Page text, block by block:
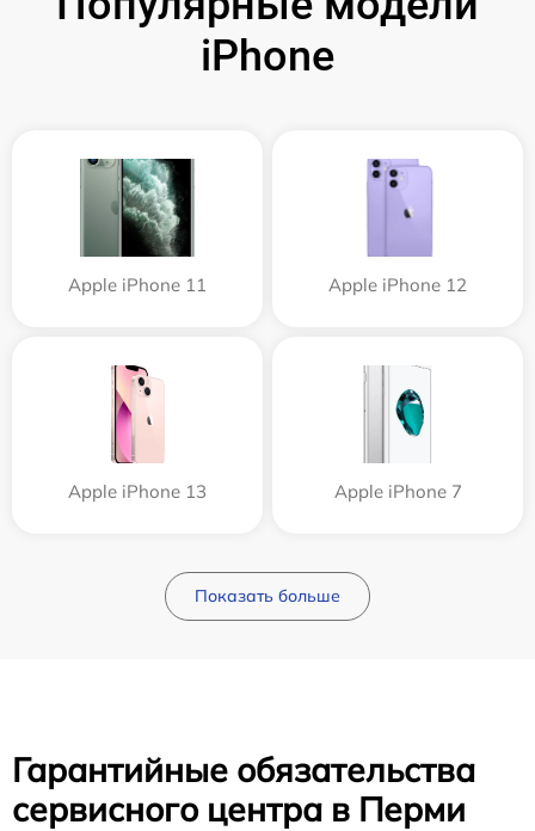
iPhone
Apple iPhone 11 Apple iPhone 12
Apple iPhone 13 Apple iPhone 7
Показать больше
Гарантийные обязательства
сервисного центра в Перми